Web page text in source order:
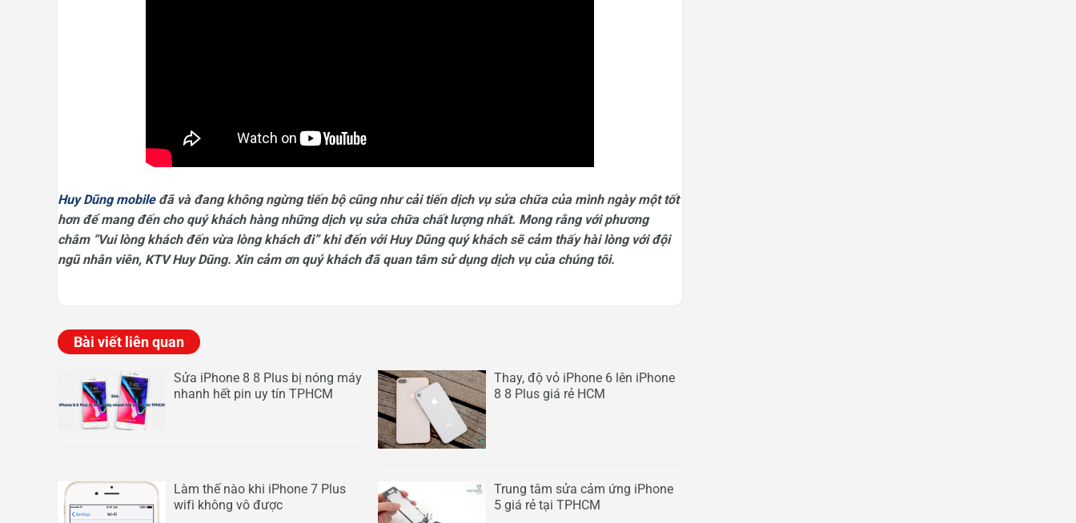
Huy Dũng mobileđã và đang không ngừng tiến bộ cũng như cải tiến dịch vụ sửa chữa của mình ngày một tốt
hơn để mang đến cho quý khách hàng những dịch vụ sửa chữa chất lượng nhất. Mong rằng với phương
châm “Vui lòng khách đến vừa lòng khách đi” khi đến với Huy Dũng quý khách sẽ cảm thấy hài lòng với đội
ngũ nhân viên, KTV Huy Dũng. Xin cảm ơn quý khách đã quan tâm sử dụng dịch vụ của chúng tôi.
Bài viết liên quan
Sửa iPhone 8 8 Plus bị nóng máy
nhanh hết pin uy tín TPHCM
Thay, độ vỏ iPhone 6 lên iPhone
8 8 Plus giá rẻ HCM
Làm thế nào khi iPhone 7 Plus
wifi không vô được
Trung tâm sửa cảm ứng iPhone
5 giá rẻ tại TPHCM